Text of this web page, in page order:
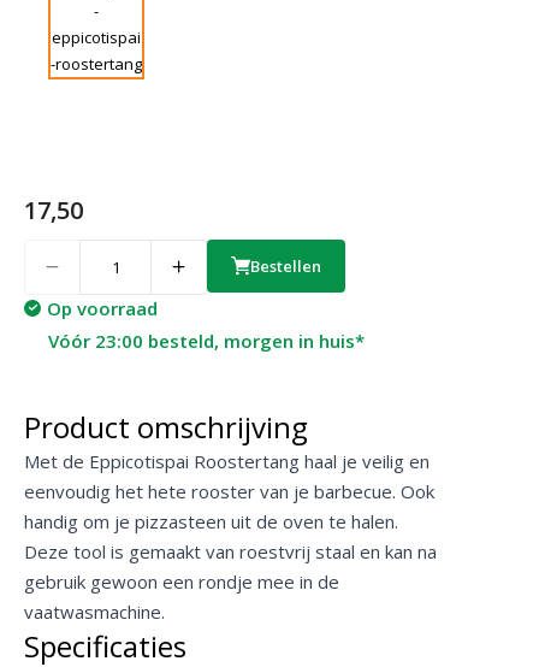
17,50
Bestellen
Op voorraad
Vóór 23:00 besteld, morgen in huis*
Product omschrijving
Met de Eppicotispai Roostertang haal je veilig en
eenvoudig het hete rooster van je barbecue. Ook
handig om je pizzasteen uit de oven te halen.
Deze tool is gemaakt van roestvrij staal en kan na
gebruik gewoon een rondje mee in de
vaatwasmachine.
Specificaties